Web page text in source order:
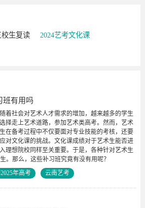
校生复读 2024艺考文化课
班有用吗
随着社会对艺术人才需求的增加，越来越多的学生
选择走上艺术道路，参加艺术类高考。然而，艺术
生在备考过程中不仅要面对专业技能的考核，还要
应对文化课的挑战。文化课成绩对于艺术生能否进
入理想院校同样至关重要。于是，各种针对艺术生
。那么，这些补习班究竟有没有用呢？
年高考 云南艺考